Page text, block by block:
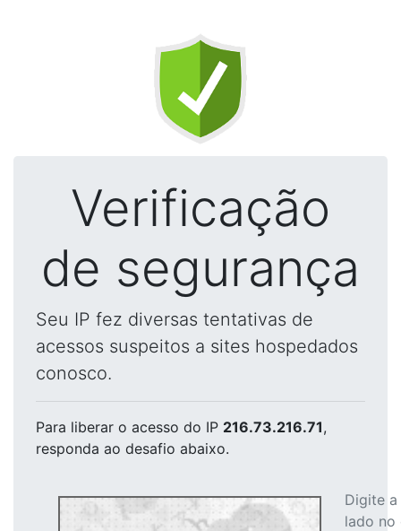
Verificação
de segurança
Seu IP fez diversas tentativas de
acessos suspeitos a sites hospedados
conosco.
Para liberar o acesso do IP 216.73.216.71,
responda ao desafio abaixo.
Digite
lado no